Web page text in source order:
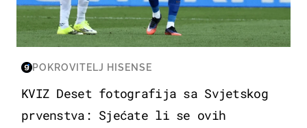
POKROVITELJ HISENSE
KVIZ Deset fotografija sa Svjetskog
prvenstva: Sjećate li se ovih